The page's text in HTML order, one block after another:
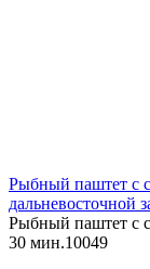
Рыбный паштет с
дальневосточной
Рыбный паштет с
30 мин.10049